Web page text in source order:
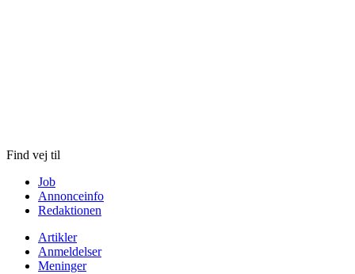
Find vej til
Job
Annonceinfo
Redaktionen
Artikler
Anmeldelser
Meninger